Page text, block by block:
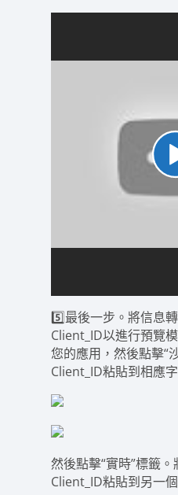
5️⃣最後一步。 將信息
Client_ID以進行預覽
您的應用，然後點擊“
Client_ID粘貼到相應
然後點擊“實時”標籤
Client_ID粘貼到另一